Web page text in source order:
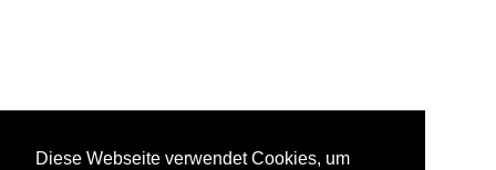
Diese Webseite verwendet Cookies, um